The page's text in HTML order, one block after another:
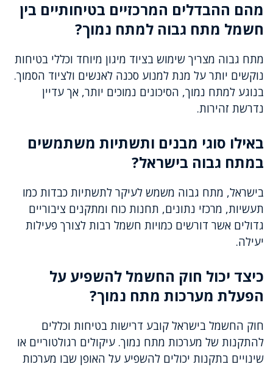
מהם ההבדלים המרכזיים בטיחותיים בין
חשמל מתח גבוה למתח נמוך?
מתח גבוה מצריך שימוש בציוד מיגון מיוחד וכללי בטיחות
נוקשים יותר על מנת למנוע סכנה לאנשים ולציוד הסמוך.
בנוגע למתח נמוך, הסיכונים נמוכים יותר, אך עדיין
נדרשת זהירות.
באילו סוגי מבנים ותשתיות משתמשים
במתח גבוה בישראל?
בישראל, מתח גבוה משמש לעיקר לתשתיות כבדות כמו
תעשיות, מרכזי נתונים, תחנות כוח ומתקנים ציבוריים
גדולים אשר דורשים כמויות חשמל רבות לצורך פעילות
יעילה.
כיצד יכול חוק החשמל להשפיע על
הפעלת מערכות מתח נמוך?
חוק החשמל בישראל קובע דרישות בטיחות וכללים
להתקנות של מערכות מתח נמוך. עיקולים רגולטוריים או
שינויים בתקנות יכולים להשפיע על האופן שבו מערכות